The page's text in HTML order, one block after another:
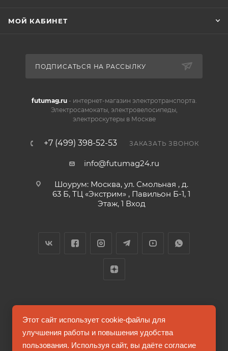
МОЙ КАБИНЕТ
ПОДПИСАТЬСЯ НА РАССЫЛКУ
futumag.ru- интернет-магазин электротранспорта.
Электросамокаты, электровелосипеды,
электроскутеры в Москве
+7 (499) 398-52-53 ЗАКАЗАТЬ ЗВОНОК
info@futumag24.ru
Шоурум: Москва, ул. Смольная , д.
63 Б, ТЦ «Экстрим» , Павильон Б-1, 1
Этаж, 1 Вход
2026 © FUTUMAG.RU
Этот сайт использует cookie-файлы для
улучшения работы и повышения удобства
пользования. Используя сайт, вы даёте согласие